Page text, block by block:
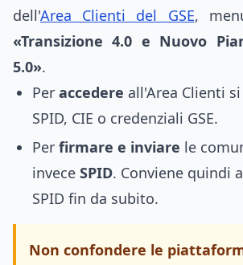
dell'Area Clienti del GSE,
«Transizione 4.0 e Nuovo
5.0».
Per accedere all'Area Clienti
SPID, CIE o credenziali GSE.
Per firmare e inviare le
invece SPID. Conviene quindi
SPID fin da subito.
Non confondere le